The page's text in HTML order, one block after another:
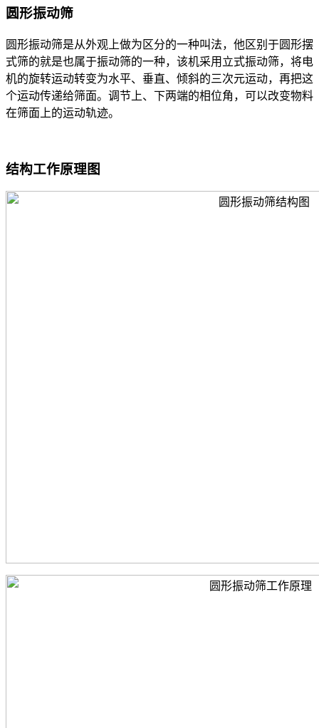
圆形振动筛
圆形振动筛是从外观上做为区分的一种叫法，他区别于圆形摆
式筛的就是也属于振动筛的一种，该机采用立式振动筛，将电
机的旋转运动转变为水平、垂直、倾斜的三次元运动，再把这
个运动传递给筛面。调节上、下两端的相位角，可以改变物料
在筛面上的运动轨迹。
结构工作原理图